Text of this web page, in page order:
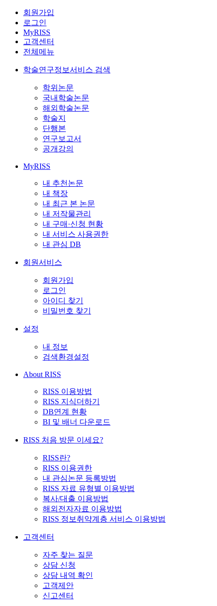
회원가입
로그인
MyRISS
고객센터
전체메뉴
학술연구정보서비스 검색
학위논문
국내학술논문
해외학술논문
학술지
단행본
연구보고서
공개강의
MyRISS
내 추천논문
내 책장
내 최근 본 논문
내 저작물관리
내 구매·신청 현황
내 서비스 사용권한
내 관심 DB
회원서비스
회원가입
로그인
아이디 찾기
비밀번호 찾기
설정
내 정보
검색환경설정
About RISS
RISS 이용방법
RISS 지식더하기
DB연계 현황
BI 및 배너 다운로드
RISS 처음 방문 이세요?
RISS란?
RISS 이용권한
내 관심논문 등록방법
RISS 자료 유형별 이용방법
복사/대출 이용방법
해외전자자료 이용방법
RISS 정보취약계층 서비스 이용방법
고객센터
자주 찾는 질문
상담 신청
상담 내역 확인
고객제안
신고센터